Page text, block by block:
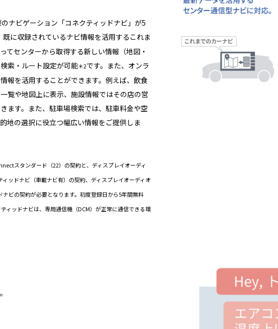
ナビゲーション「コネクティッドナビ」が5
に収録されているナビ情報を活用するこれま
てセンターから取得する新しい情報（地図・
索・ルート設定が可能＊2です。また、オンラ
報を活用することができます。例えば、飲食
覧や地図上に表示、施設情報ではその店の営
ます。また、駐車場検索では、駐車料金や空
地の選択に役立つ幅広い情報をご提供しま
スタンダード（22）の契約と、ディスプレイオーディ
ッドナビ（車載ナビ有）の契約、ディスプレイオーディオ
ナビの契約が必要となります。初度登録日から5年間無料
ィッドナビは、専用通信機（DCM）が正常に通信できる環